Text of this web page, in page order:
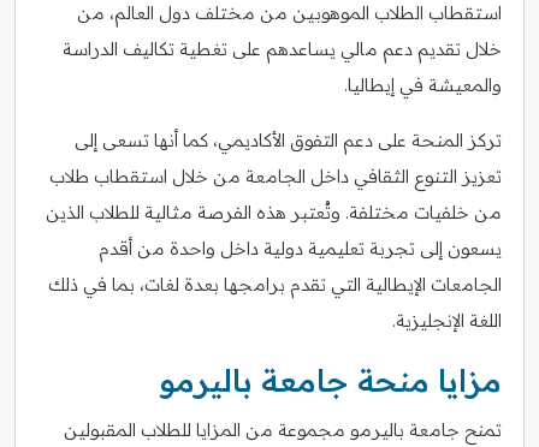
استقطاب الطلاب الموهوبين من مختلف دول العالم، من
خلال تقديم دعم مالي يساعدهم على تغطية تكاليف الدراسة
والمعيشة في إيطاليا.
تركز المنحة على دعم التفوق الأكاديمي، كما أنها تسعى إلى
تعزيز التنوع الثقافي داخل الجامعة من خلال استقطاب طلاب
من خلفيات مختلفة. وتُعتبر هذه الفرصة مثالية للطلاب الذين
يسعون إلى تجربة تعليمية دولية داخل واحدة من أقدم
الجامعات الإيطالية التي تقدم برامجها بعدة لغات، بما في ذلك
اللغة الإنجليزية.
مزايا منحة جامعة باليرمو
تمنح جامعة باليرمو مجموعة من المزايا للطلاب المقبولين